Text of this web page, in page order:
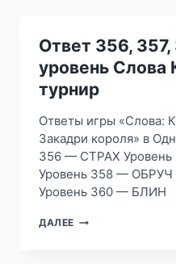
УРОВЕНЬ
СЛОВА
КОРОЛЕВСКИЙ
ТУРНИР
Ответ 356,
уровень Слова
турнир
Ответы игры «Слова:
Закадри короля» в
356 — СТРАХ
Уровень 358 —
Уровень 360 — БЛИН
ДАЛЕЕ ОТВЕТ